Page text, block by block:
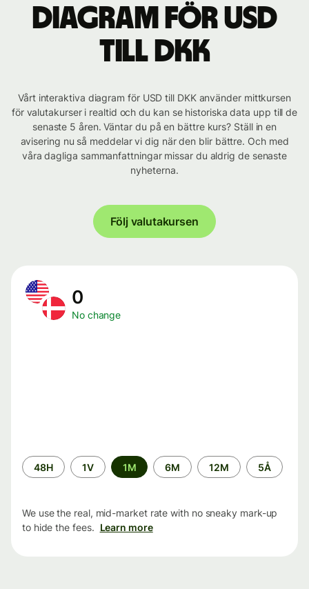
Diagram för USD
till DKK
Vårt interaktiva diagram för USD till DKK använder mittkursen
för valutakurser i realtid och du kan se historiska data upp till de
senaste 5 åren. Väntar du på en bättre kurs? Ställ in en
avisering nu så meddelar vi dig när den blir bättre. Och med
våra dagliga sammanfattningar missar du aldrig de senaste
nyheterna.
Följ valutakursen
0
No change
Time
period
48H 1V 1M 6M 12M 5Å
We use the real, mid-market rate with no sneaky mark-up
to hide the fees. Learn more